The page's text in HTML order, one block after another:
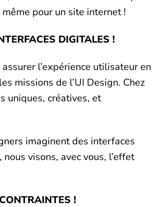
pour un site internet !
DIGITALES !
l’expérience utilisateur en
missions de l’UI Design. Chez
uniques, créatives, et
imaginent des interfaces
visons, avec vous, l’effet
!